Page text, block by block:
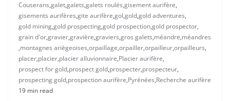
Couserans,galet,galets,galets roulés,gisement aurifère,
gisements aurifères,gite aurifère,gol,gold,gold adventures,
gold mining,gold prospecting,gold prospection,gold prospector,
grain d'or,gravier,gravière,graviers,gros galets,méandre,méandres
,montagnes ariègeoises,orpaillage,orpailler,orpailleur,orpailleurs,
placer,placier,placier alluvionnaire,Placier aurifère,
prospect for gold,prospect gold,prospecter,prospecteur,
prospecting gold,prospection aurifère,Pyrénées,Recherche aurifère
19 min read